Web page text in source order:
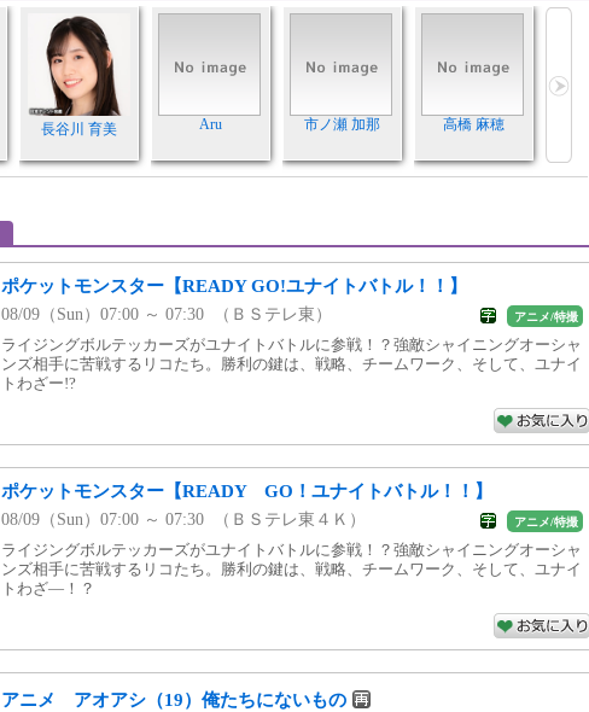
長谷川 育美 Aru 市ノ瀬 加那 高橋 麻穂
ポケットモンスター【READY GO!ユナイトバトル！！】
08/09（Sun）07:00 ～ 07:30 （ＢＳテレ東） アニメ/特撮
ライジングボルテッカーズがユナイトバトルに参戦！？強敵シャイニングオーシャ
ンズ相手に苦戦するリコたち。勝利の鍵は、戦略、チームワーク、そして、ユナイ
トわざー!?
ポケットモンスター【READY GO！ユナイトバトル！！】
08/09（Sun）07:00 ～ 07:30 （ＢＳテレ東４Ｋ） アニメ/特撮
ライジングボルテッカーズがユナイトバトルに参戦！？強敵シャイニングオーシャ
ンズ相手に苦戦するリコたち。勝利の鍵は、戦略、チームワーク、そして、ユナイ
トわざ—！？
アニメ アオアシ（19）俺たちにないもの